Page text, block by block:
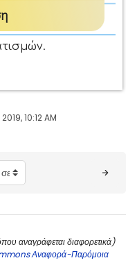
10:12 AM
αναγράφεται διαφορετικά)
Αναφορά-Παρόμοια